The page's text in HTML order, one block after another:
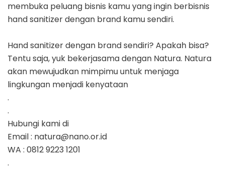
membuka peluang bisnis kamu yang ingin berbisnis
hand sanitizer dengan brand kamu sendiri.
Hand sanitizer dengan brand sendiri? Apakah bisa?
Tentu saja, yuk bekerjasama dengan Natura. Natura
akan mewujudkan mimpimu untuk menjaga
lingkungan menjadi kenyataan
.
.
Hubungi kami di
Email : natura@nano.or.id
WA : 0812 9223 1201
.